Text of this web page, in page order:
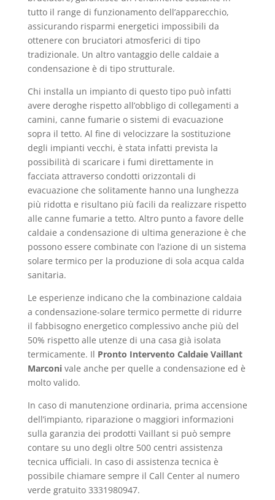
tutto il range di funzionamento dell’apparecchio,
assicurando risparmi energetici impossibili da
ottenere con bruciatori atmosferici di tipo
tradizionale. Un altro vantaggio delle caldaie a
condensazione è di tipo strutturale.
Chi installa un impianto di questo tipo può infatti
avere deroghe rispetto all’obbligo di collegamenti a
camini, canne fumarie o sistemi di evacuazione
sopra il tetto. Al fine di velocizzare la sostituzione
degli impianti vecchi, è stata infatti prevista la
possibilità di scaricare i fumi direttamente in
facciata attraverso condotti orizzontali di
evacuazione che solitamente hanno una lunghezza
più ridotta e risultano più facili da realizzare rispetto
alle canne fumarie a tetto. Altro punto a favore delle
caldaie a condensazione di ultima generazione è che
possono essere combinate con l’azione di un sistema
solare termico per la produzione di sola acqua calda
sanitaria.
Le esperienze indicano che la combinazione caldaia
a condensazione-solare termico permette di ridurre
il fabbisogno energetico complessivo anche più del
50% rispetto alle utenze di una casa già isolata
termicamente. Il Pronto Intervento Caldaie Vaillant
Marconivale anche per quelle a condensazione ed è
molto valido.
In caso di manutenzione ordinaria, prima accensione
dell’impianto, riparazione o maggiori informazioni
sulla garanzia dei prodotti Vaillant si può sempre
contare su uno degli oltre 500 centri assistenza
tecnica ufficiali. In caso di assistenza tecnica è
possibile chiamare sempre il Call Center al numero
verde gratuito 3331980947.